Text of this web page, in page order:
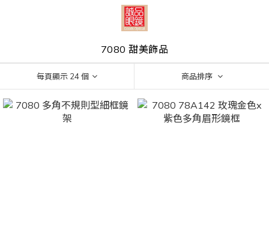
7080 甜美飾品
每頁顯示 24 個 商品排序